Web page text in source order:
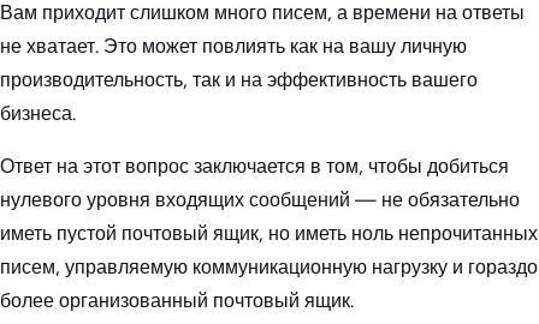
Вам приходит слишком много писем, а времени на ответы
не хватает. Это может повлиять как на вашу личную
производительность, так и на эффективность вашего
бизнеса.
Ответ на этот вопрос заключается в том, чтобы добиться
нулевого уровня входящих сообщений — не обязательно
иметь пустой почтовый ящик, но иметь ноль непрочитанных
писем, управляемую коммуникационную нагрузку и гораздо
более организованный почтовый ящик.